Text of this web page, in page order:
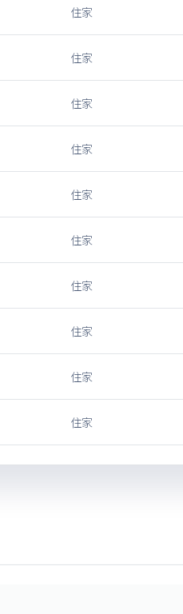
住家
住家
住家
住家
住家
住家
住家
住家
住家
住家